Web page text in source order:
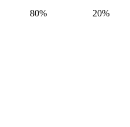
80% 20%